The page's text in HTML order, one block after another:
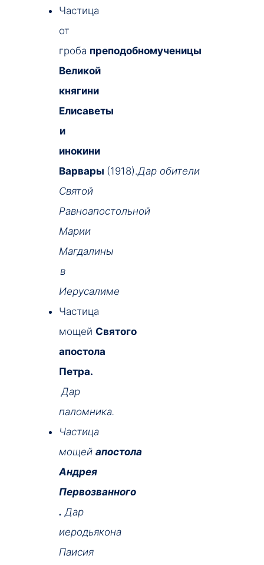
Частица
от
гроба преподобномученицы
Великой
княгини
Елисаветы
и
инокини
Варвары (1918).Дар обители
Святой
Равноапостольной
Марии
Магдалины
в
Иерусалиме
Частица
мощей Святого
апостола
Петра.
Дар
паломника.
Частица
мощей апостола
Андрея
Первозванного
. Дар
иеродьякона
Паисия